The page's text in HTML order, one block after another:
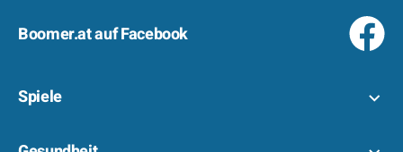
Boomer.at auf Facebook
Spiele